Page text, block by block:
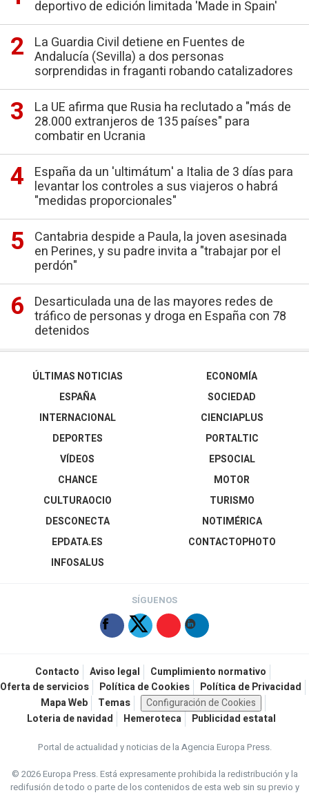
deportivo de edición limitada 'Made in Spain'
La Guardia Civil detiene en Fuentes de
Andalucía (Sevilla) a dos personas
sorprendidas in fraganti robando catalizadores
La UE afirma que Rusia ha reclutado a "más de
28.000 extranjeros de 135 países" para
combatir en Ucrania
España da un 'ultimátum' a Italia de 3 días para
levantar los controles a sus viajeros o habrá
"medidas proporcionales"
Cantabria despide a Paula, la joven asesinada
en Perines, y su padre invita a "trabajar por el
perdón"
Desarticulada una de las mayores redes de
tráfico de personas y droga en España con 78
detenidos
ÚLTIMAS NOTICIAS
ESPAÑA
INTERNACIONAL
DEPORTES
VÍDEOS
ECONOMÍA
SOCIEDAD
CIENCIAPLUS
PORTALTIC
EPSOCIAL
CHANCE
CULTURAOCIO
DESCONECTA
EPDATA.ES
INFOSALUS
MOTOR
TURISMO
NOTIMÉRICA
CONTACTOPHOTO
SÍGUENOS
Contacto Aviso legal
Cumplimiento normativo
Oferta de servicios
Política de Cookies
Política de Privacidad
Mapa Web
Temas
Configuración de Cookies
Loteria de navidad
Hemeroteca Publicidad estatal
Portal de actualidad y noticias de la Agencia Europa Press.
© 2026 Europa Press.Está expresamente prohibida la redistribución y la
redifusión de todo o parte de los contenidos de esta web sin su previo y